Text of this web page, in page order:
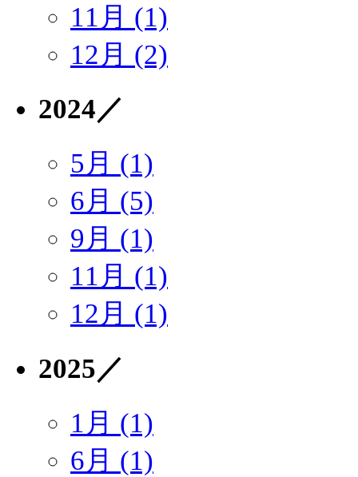
11月 (1)
12月 (2)
2024／
5月 (1)
6月 (5)
9月 (1)
11月 (1)
12月 (1)
2025／
1月 (1)
6月 (1)